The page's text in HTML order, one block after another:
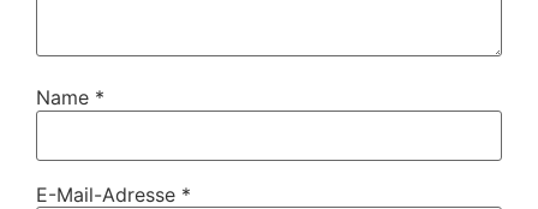
Name *
E-Mail-Adresse *